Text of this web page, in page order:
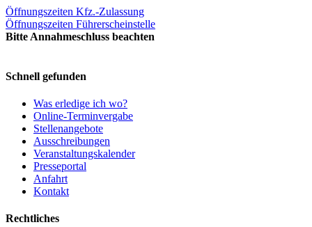
Öffnungszeiten Kfz.-Zulassung
Öffnungszeiten Führerscheinstelle
Bitte Annahmeschluss beachten
Schnell gefunden
Was erledige ich wo?
Online-Terminvergabe
Stellenangebote
Ausschreibungen
Veranstaltungskalender
Presseportal
Anfahrt
Kontakt
Rechtliches